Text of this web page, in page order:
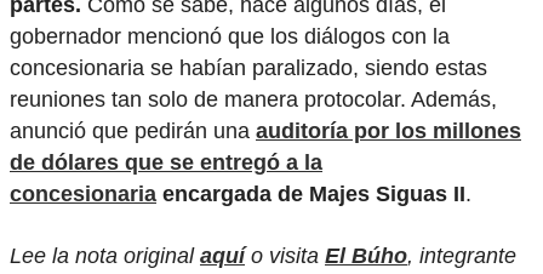
partes. Como se sabe, hace algunos días, el
gobernador mencionó que los diálogos con la
concesionaria se habían paralizado, siendo estas
reuniones tan solo de manera protocolar. Además,
anunció que pedirán una auditoría por los millones
de dólares que se entregó a la
concesionaria encargada de Majes Siguas II.
Lee la nota original aquío visita El Búho, integrante